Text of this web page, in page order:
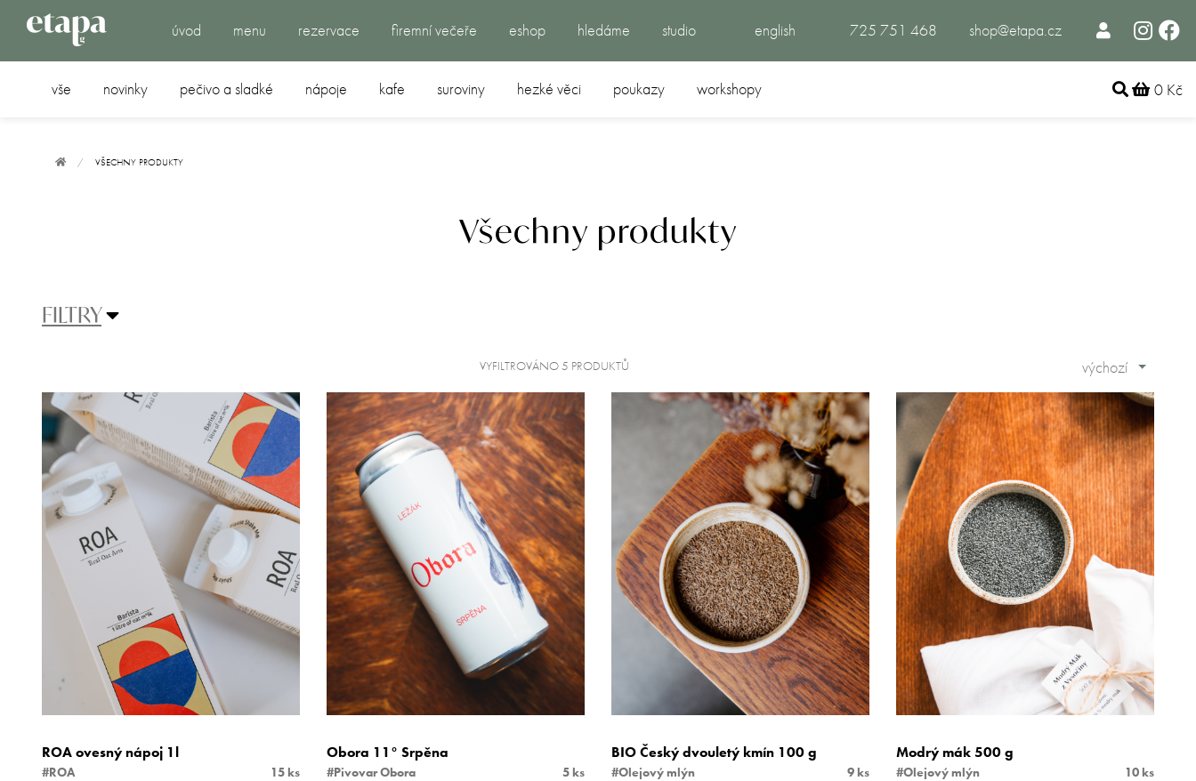
úvod menu rezervace firemní večeře eshop hledáme studio english 725 751 468 shop@etapa.cz
vše novinky pečivo a sladké nápoje kafe suroviny hezké věci poukazy workshopy 0 Kč
VŠECHNY PRODUKTY
Všechny produkty
FILTRY
VYFILTROVÁNO 5 PRODUKTŮ výchozí
ROA ovesný nápoj 1l
#ROA 15 ks
Obora 11° Srpěna
#Pivovar Obora 5 ks
BIO Český dvouletý kmín 100 g
#Olejový mlýn
9 ks
Modrý mák 500 g
#Olejový mlýn
10 ks